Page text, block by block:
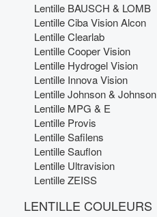
Lentille BAUSCH & LOMB
Lentille Ciba Vision Alcon
Lentille Clearlab
Lentille Cooper Vision
Lentille Hydrogel Vision
Lentille Innova Vision
Lentille Johnson & Johnson
Lentille MPG & E
Lentille Provis
Lentille Safilens
Lentille Sauflon
Lentille Ultravision
Lentille ZEISS
LENTILLE COULEURS